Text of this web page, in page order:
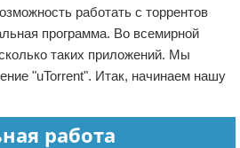
работать с торрентов
программа. Во всемирной
таких приложений. Мы
"uTorrent". Итак, начинаем нашу
работа